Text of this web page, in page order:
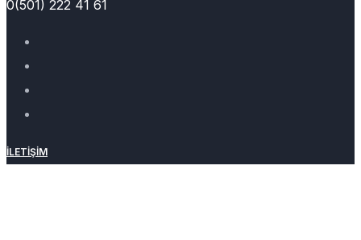
0(501) 222 41 61
İLETIŞIM